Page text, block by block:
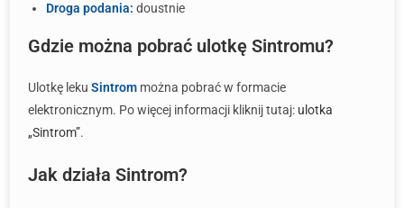
Droga podania: doustnie
Gdzie można pobrać ulotkę Sintromu?
Ulotkę leku Sintrom można pobrać w formacie
elektronicznym. Po więcej informacji kliknij tutaj: ulotka
„Sintrom”.
Jak działa Sintrom?